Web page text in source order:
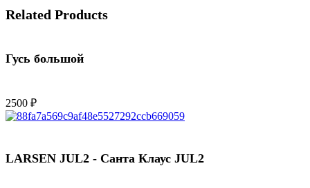
Related Products
Гусь большой
2500 ₽
LARSEN JUL2 - Санта Клаус JUL2